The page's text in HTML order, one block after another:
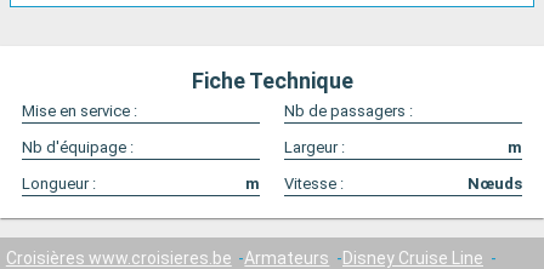
Fiche Technique
Mise en service :
Nb de passagers :
Nb d'équipage :
Largeur :
m
Longueur :
m Vitesse : Nœuds
Croisières www.croisieres.be Armateurs
Disney Cruise Line